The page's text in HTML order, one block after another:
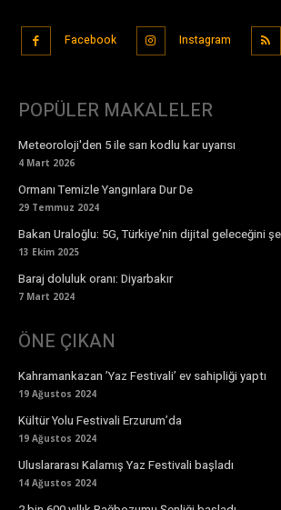
Facebook Instagram
POPÜLER MAKALELER
Meteoroloji'den 5 ile sarı kodlu kar uyarısı
4 Mart 2026
Ormanı Temizle Yangınlara Dur De
29 Temmuz 2024
Bakan Uraloğlu: 5G, Türkiye’nin dijital geleceğini
13 Ekim 2025
Baraj doluluk oranı: Diyarbakır
7 Mart 2024
ÖNE ÇIKAN
Kahramankazan ’Yaz Festivali’ ev sahipliği yaptı
19 Ağustos 2024
Kültür Yolu Festivali Erzurum’da
19 Ağustos 2024
Uluslararası Kalamış Yaz Festivali başladı
14 Ağustos 2024